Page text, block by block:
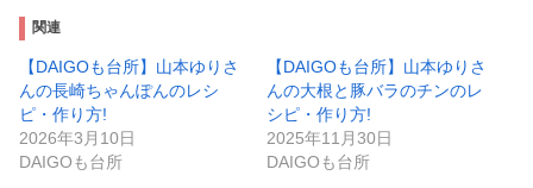
関連
【DAIGOも台所】山本ゆりさ
んの長崎ちゃんぽんのレシ
ピ・作り方!
2026年3月10日
DAIGOも台所
【DAIGOも台所】山本ゆりさ
んの大根と豚バラのチンのレ
シピ・作り方!
2025年11月30日
DAIGOも台所